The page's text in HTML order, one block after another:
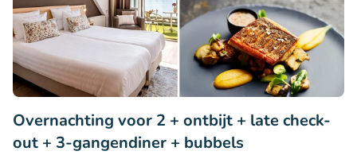
Overnachting voor 2 + ontbijt + late check-
out + 3-gangendiner + bubbels